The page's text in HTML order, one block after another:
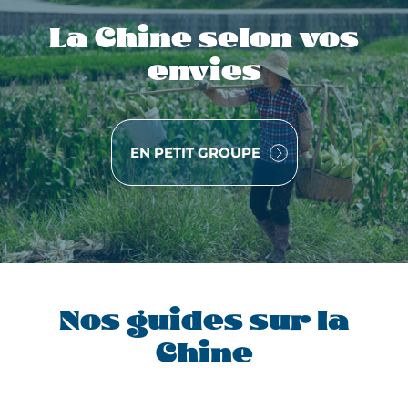
g
h
a
i
,
p
a
r
t
e
La Chine selon vos
envies
VOYAGE
EN PETIT GROUPE
Nos guides sur la
Chine